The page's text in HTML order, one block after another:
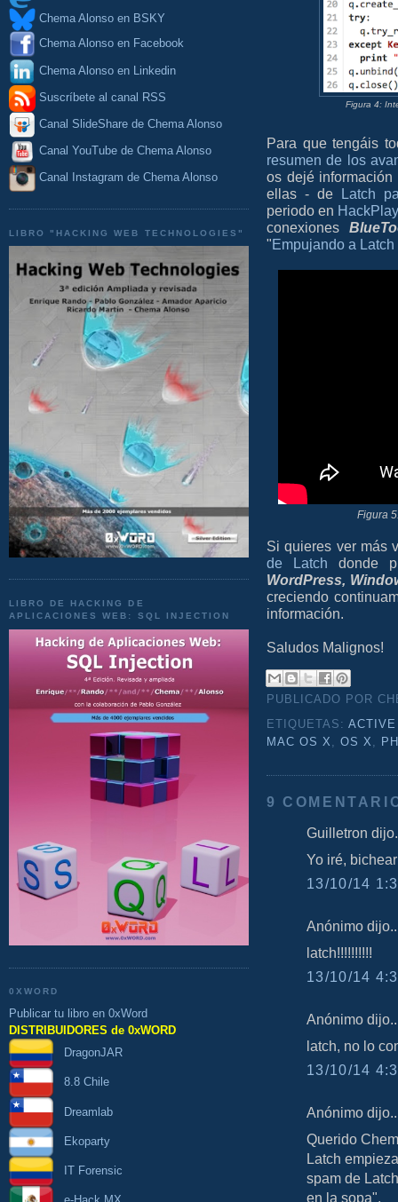
Chema Alonso en BSKY
Chema Alonso en Facebook
Chema Alonso en Linkedin
Suscríbete al canal RSS
Canal SlideShare de Chema Alonso
Canal YouTube de Chema Alonso
Canal Instagram de Chema Alonso
LIBRO "HACKING WEB TECHNOLOGIES"
LIBRO DE HACKING DE
APLICACIONES WEB: SQL INJECTION
0XWORD
Publicar tu libro en 0xWord
DISTRIBUIDORES de 0xWORD
DragonJAR
8.8 Chile
Dreamlab
Ekoparty
IT Forensic
Figura 4:
Para que tengáis
resumen de los
os dejé
ellas - de
Latch
periodo en
conexiones
"Empujando a
Figura
Si quieres ver más
de Latch donde
WordPress,
creciendo
información.
Saludos Malignos!
PUBLICADO POR
ETIQUETAS:ACTIVE
MAC OS X ,OS X ,
9
Guilletron
Yo iré,
13/10/14
Anónimo
latch!!!!!!!!!!
13/10/14
Anónimo
latch, no lo
13/10/14
Anónimo
Querido
Latch
spam de
en la sopa".